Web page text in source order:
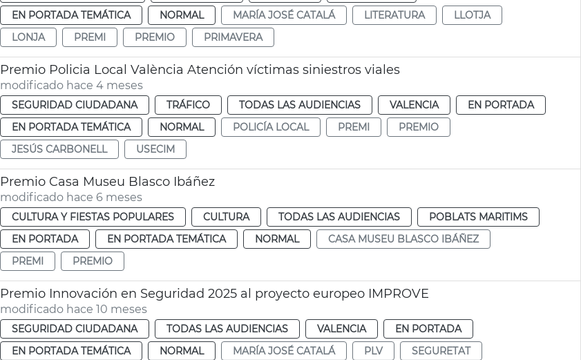
EN PORTADA TEMÁTICA
NORMAL MARÍA JOSÉ CATALÁ LITERATURA
LLOTJA
LONJA
PREMI PREMIO PRIMAVERA
Premio Policia Local València Atención víctimas siniestros viales
modificado hace 4 meses
SEGURIDAD CIUDADANA TRÁFICO TODAS LAS AUDIENCIAS VALENCIA
EN PORTADA
EN PORTADA TEMÁTICA
NORMAL POLICÍA LOCAL PREMI
PREMIO
JESÚS CARBONELL
USECIM
Premio Casa Museu Blasco Ibáñez
modificado hace 6 meses
CULTURA Y FIESTAS POPULARES CULTURA TODAS LAS AUDIENCIAS
POBLATS MARITIMS
EN PORTADA
EN PORTADA TEMÁTICA NORMAL
CASA MUSEU BLASCO IBÁÑEZ
PREMI
PREMIO
Premio Innovación en Seguridad 2025 al proyecto europeo IMPROVE
modificado hace 10 meses
SEGURIDAD CIUDADANA TODAS LAS AUDIENCIAS VALENCIA
EN PORTADA
EN PORTADA TEMÁTICA
NORMAL MARÍA JOSÉ CATALÁ PLV
SEGURETAT